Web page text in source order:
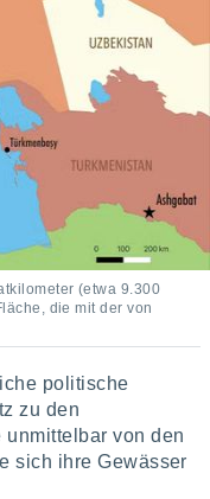
(etwa 9.300
die mit der von
politische
zu den
von den
sich ihre Gewässer